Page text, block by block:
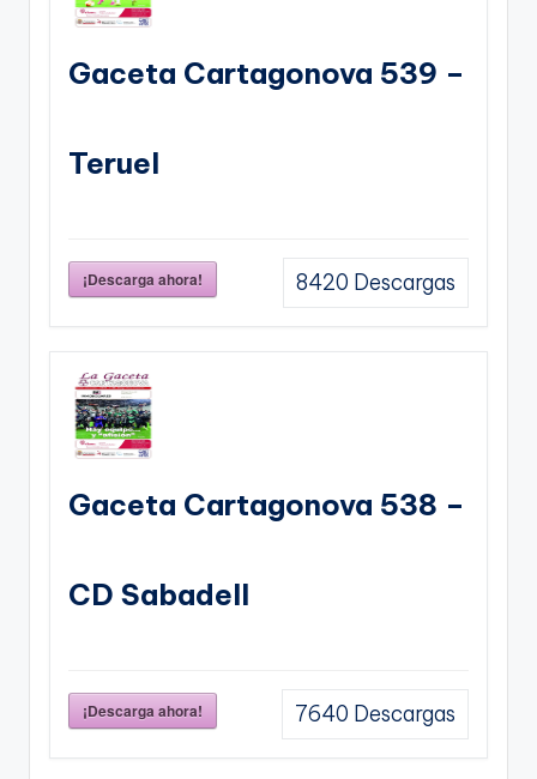
Gaceta Cartagonova 539 –
Teruel
¡Descarga ahora! 8420 Descargas
Gaceta Cartagonova 538 –
CD Sabadell
¡Descarga ahora! 7640 Descargas